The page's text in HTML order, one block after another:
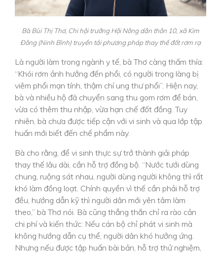
Bà Bùi Thị Thơ, Chi hội trưởng Hội Nông dân thôn 10, xã Kim
Đông (Ninh Bình) truyền tải phương pháp thay thế đốt rơm rạ
Là người làm trong ngành y tế, bà Thơ càng thấm thía:
“Khói rơm ảnh hưởng đến phổi, có người trong làng bị
viêm phổi mạn tính, thậm chí ung thư phổi”. Hiện nay,
bà và nhiều hộ đã chuyển sang thu gom rơm để bán,
vừa có thêm thu nhập, vừa hạn chế đốt đồng. Tuy
nhiên, bà chưa được tiếp cận với vi sinh và qua lớp tập
huấn mới biết đến chế phẩm này.
Bà cho rằng, để vi sinh thực sự trở thành giải pháp
thay thế lâu dài, cần hỗ trợ đồng bộ. “Nước tưới dùng
chung, ruộng sát nhau, người dùng người không thì rất
khó làm đồng loạt. Chính quyền vì thế cần phải hỗ trợ
đều, hướng dẫn kỹ thì người dân mới yên tâm làm
theo,” bà Thơ nói. Bà cũng thẳng thắn chỉ ra rào cản
chi phí và kiến thức: Nếu cán bộ chỉ phát vi sinh mà
không hướng dẫn cụ thể, người dân khó hưởng ứng.
Nhưng nếu được tập huấn bài bản, hỗ trợ thử nghiệm,